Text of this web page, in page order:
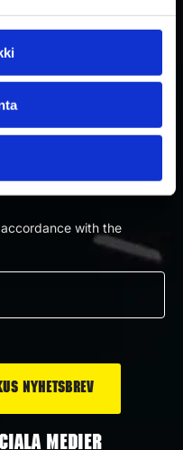
information om nyheter
with the
MEDIER